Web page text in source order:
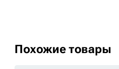
Похожие товары